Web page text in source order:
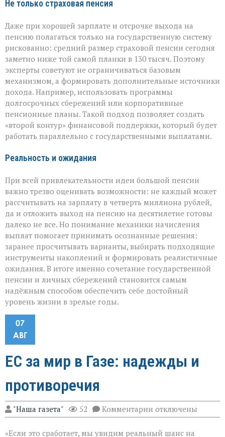
Не только страховая пенсия
Даже при хорошей зарплате и отсрочке выхода на
пенсию полагаться только на государственную систему
рискованно: средний размер страховой пенсии сегодня
заметно ниже той самой планки в 130 тысяч. Поэтому
эксперты советуют не ограничиваться базовым
механизмом, а формировать дополнительные источники
дохода. Например, использовать программы
долгосрочных сбережений или корпоративные
пенсионные планы. Такой подход позволяет создать
«второй контур» финансовой поддержки, который будет
работать параллельно с государственными выплатами.
Реальность и ожидания
При всей привлекательности идеи большой пенсии
важно трезво оценивать возможности: не каждый может
рассчитывать на зарплату в четверть миллиона рублей,
да и отложить выход на пенсию на десятилетие готовы
далеко не все. Но понимание механики начисления
выплат помогает принимать осознанные решения:
заранее просчитывать варианты, выбирать подходящие
инструменты накоплений и формировать реалистичные
ожидания. В итоге именно сочетание государственной
пенсии и личных сбережений становится самым
надёжным способом обеспечить себе достойный
уровень жизни в зрелые годы.
07
АВГ
ЕС за мир в Газе: надежды и
противоречия
"Наша газета" 52 Комментарии к
записи
за
отключены
«Если это сработает, мы увидим реальный шанс на